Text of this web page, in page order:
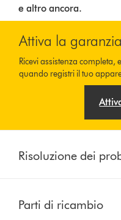
e altro ancora.
Attiva la garanzia
Ricevi assistenza
quando registri il tuo
Risoluzione dei
Parti di ricambio